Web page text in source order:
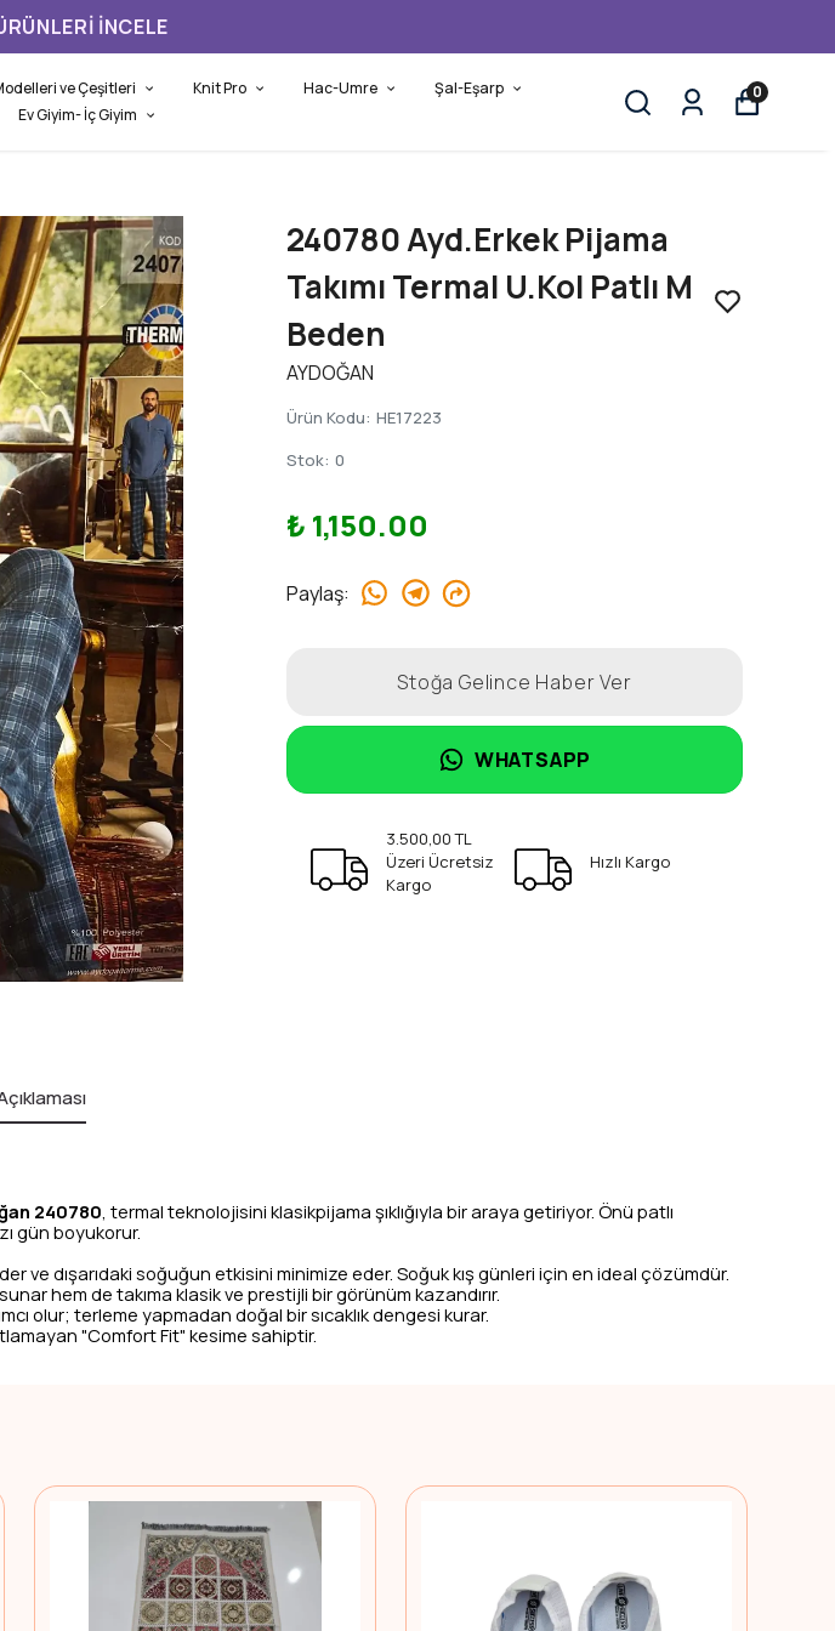
ve Çeşitleri Knit Pro Hac-Umre
Şal-Eşarp
Ev Giyim- İç Giyim
0
240780 Ayd.Erkek Pijama
Takımı Termal U.Kol Patlı M
Beden
AYDOĞAN
Ürün Kodu: HE17223
Stok: 0
₺ 1,150.00
Paylaş:
Stoğa Gelince Haber Ver
WHATSAPP
3.500,00 TL
Üzeri Ücretsiz
Kargo
Hızlı Kargo
240780 , termal teknolojisini klasikpijama şıklığıyla bir araya getiriyor. Önü patlı
gün boyukorur.
ve dışarıdaki soğuğun etkisini minimize eder. Soğuk kış günleri için en ideal çözümdür.
hem de takıma klasik ve prestijli bir görünüm kazandırır.
olur; terleme yapmadan doğal bir sıcaklık dengesi kurar.
"Comfort Fit" kesime sahiptir.